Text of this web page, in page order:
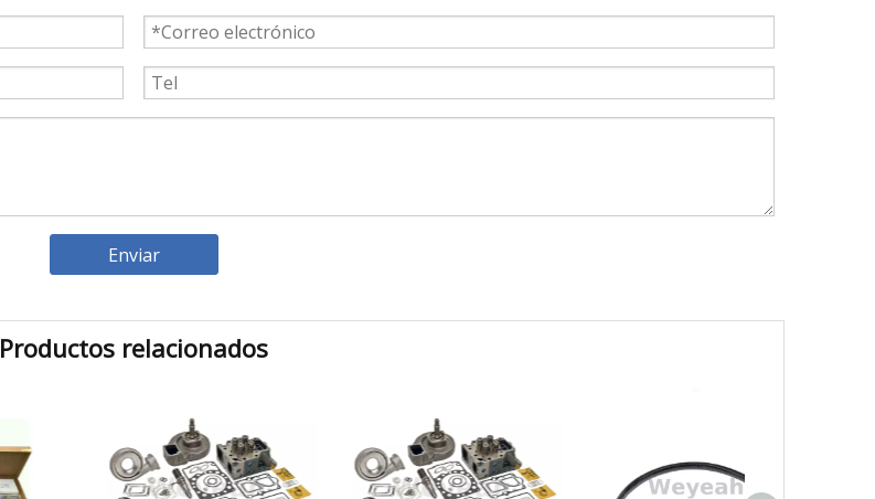
Weyeah Power, 25 de diciembre de 2023 -
Introducción a los cojinetes de biela Weyeah
Filtros UPF para motores de gas MWM
Los productos de gas de alta calidad son
Enviar
Productos relacionados